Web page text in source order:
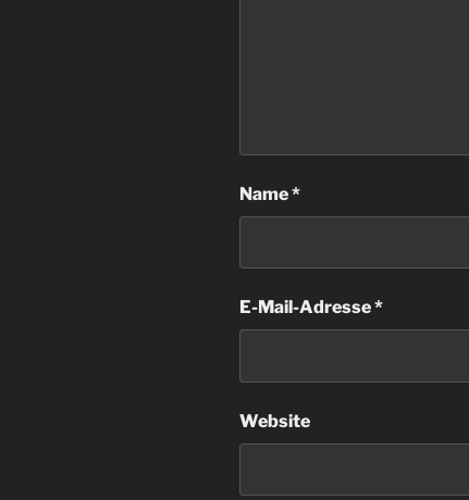
Name*
E-Mail-Adresse*
Website